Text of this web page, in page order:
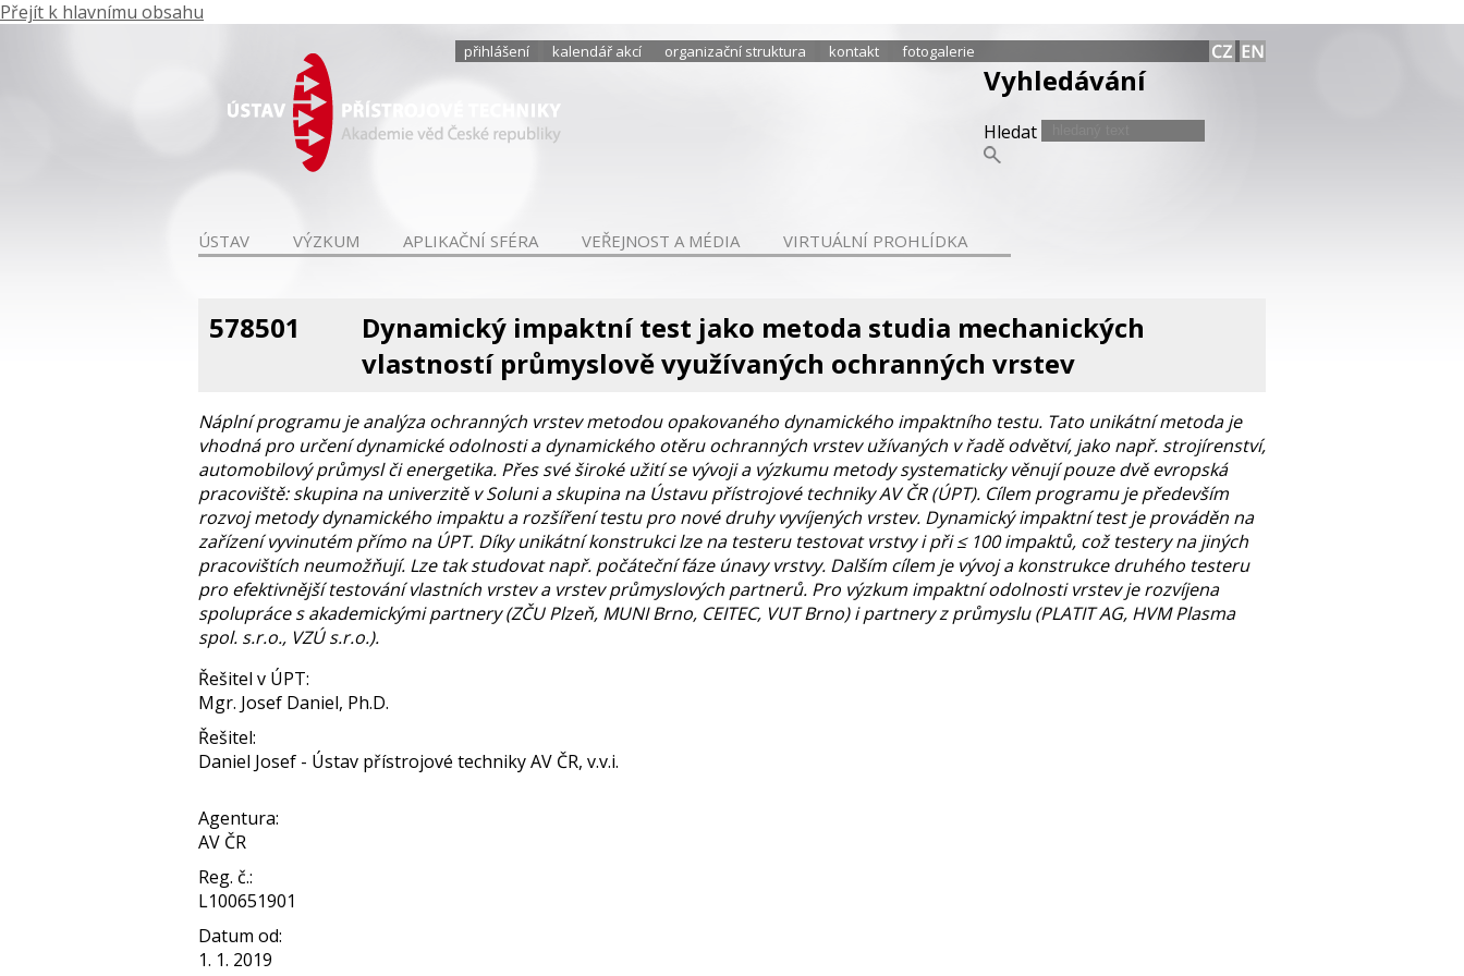
Přejít k hlavnímu obsahu
přihlášení kalendář akcí organizační struktura kontakt fotogalerie
Vyhledávání
Hledat
ÚSTAV VÝZKUM APLIKAČNÍ SFÉRA VEŘEJNOST A MÉDIA VIRTUÁLNÍ PROHLÍDKA
578501
Dynamický impaktní test jako metoda studia mechanických
vlastností průmyslově využívaných ochranných vrstev
Náplní programu je analýza ochranných vrstev metodou opakovaného dynamického impaktního testu. Tato unikátní metoda je
vhodná pro určení dynamické odolnosti a dynamického otěru ochranných vrstev užívaných v řadě odvětví, jako např. strojírenství,
automobilový průmysl či energetika. Přes své široké užití se vývoji a výzkumu metody systematicky věnují pouze dvě evropská
pracoviště: skupina na univerzitě v Soluni a skupina na Ústavu přístrojové techniky AV ČR (ÚPT). Cílem programu je především
rozvoj metody dynamického impaktu a rozšíření testu pro nové druhy vyvíjených vrstev. Dynamický impaktní test je prováděn na
zařízení vyvinutém přímo na ÚPT. Díky unikátní konstrukci lze na testeru testovat vrstvy i při ≤ 100 impaktů, což testery na jiných
pracovištích neumožňují. Lze tak studovat např. počáteční fáze únavy vrstvy. Dalším cílem je vývoj a konstrukce druhého testeru
pro efektivnější testování vlastních vrstev a vrstev průmyslových partnerů. Pro výzkum impaktní odolnosti vrstev je rozvíjena
spolupráce s akademickými partnery (ZČU Plzeň, MUNI Brno, CEITEC, VUT Brno) i partnery z průmyslu (PLATIT AG, HVM Plasma
spol. s.r.o., VZÚ s.r.o.).
Řešitel v ÚPT:
Mgr. Josef Daniel, Ph.D.
Řešitel:
Daniel Josef - Ústav přístrojové techniky AV ČR, v.v.i.
Agentura:
AV ČR
Reg. č.:
L100651901
Datum od:
1. 1. 2019